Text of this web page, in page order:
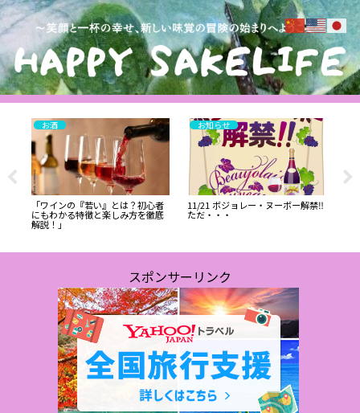
お酒
「ワインの『若い』とは？初心者
にもわかる特徴と楽しみ方を徹底
解説！」
お知らせ
11/21 ボジョレー・ヌーボー解禁‼️
ただ・・・
スポンサーリンク